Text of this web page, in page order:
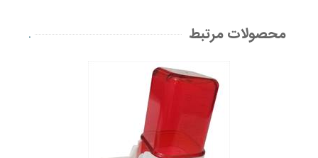
محصولات مرتبط .